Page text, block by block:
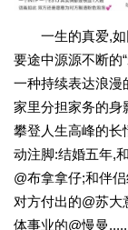
一生的真爱,
要途中源源不断的
一种持续表达浪
家里分担家务的身
攀登人生高峰的长
动注脚:结婚五年,
@布拿拿仔;和伴
对方付出的@苏
体事业的@慢曼